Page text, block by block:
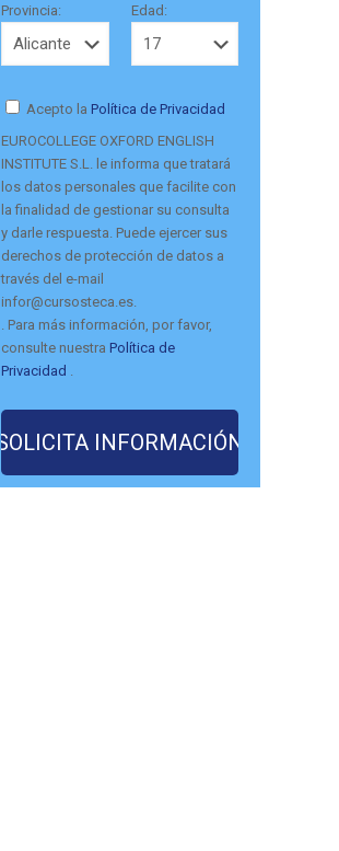
Provincia: Edad:
Acepto la Política de Privacidad
EUROCOLLEGE OXFORD ENGLISH
INSTITUTE S.L. le informa que tratará
los datos personales que facilite con
la finalidad de gestionar su consulta
y darle respuesta. Puede ejercer sus
derechos de protección de datos a
través del e-mail
infor@cursosteca.es.
. Para más información, por favor,
consulte nuestraPolítica de
Privacidad